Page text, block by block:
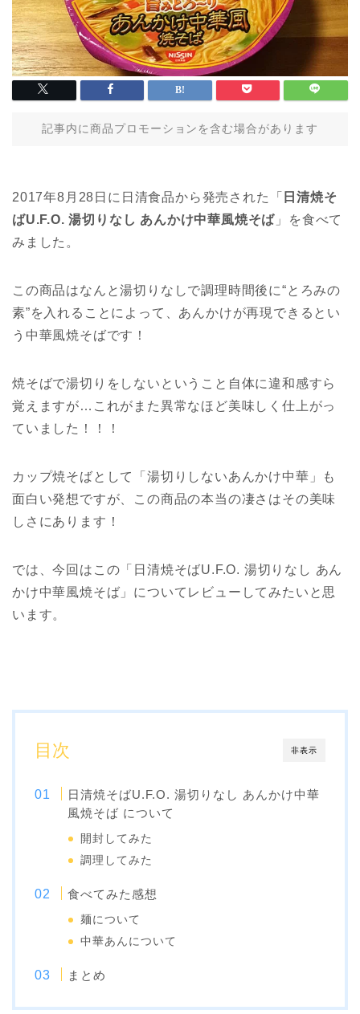
記事内に商品プロモーションを含む場合があります
2017年8月28日に日清食品から発売された「 日清焼そ
ばU.F.O. 湯切りなし あんかけ中華風焼そば 」を食べて
みました。
この商品はなんと湯切りなしで調理時間後に“とろみの
素”を入れることによって、あんかけが再現できるとい
う中華風焼そばです！
焼そばで湯切りをしないということ自体に違和感すら
覚えますが…これがまた異常なほど美味しく仕上がっ
ていました！！！
カップ焼そばとして「湯切りしないあんかけ中華」も
面白い発想ですが、この商品の本当の凄さはその美味
しさにあります！
では、今回はこの「日清焼そばU.F.O. 湯切りなし あん
かけ中華風焼そば」についてレビューしてみたいと思
います。
非表示
目次
日清焼そばU.F.O. 湯切りなし あんかけ中華
風焼そば について
開封してみた
調理してみた
食べてみた感想
麺について
中華あんについて
まとめ